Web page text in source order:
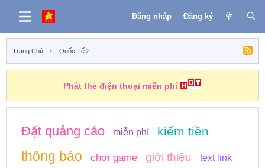
Đăng nhập Đăng ký
Trang Chủ Quốc Tế
Phát thẻ điện thoại miễn phí
Đặt quảng cáo miễn phí kiếm tiền
thông báo chơi game giới thiệu text link